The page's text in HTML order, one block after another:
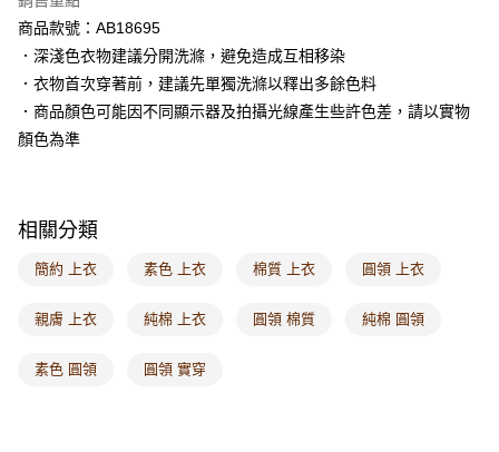
付款後7-11取貨
每筆NT$60，滿NT$1,000(含以上)免運費
宅配
每筆NT$120，滿NT$1,000(含以上)免運費
海外配送-歐美地區 查看運費
商品款號：AB18695
．深淺色衣物建議分開洗滌，避免造成互相移染
．衣物首次穿著前，建議先單獨洗滌以釋出多餘色料
．商品顏色可能因不同顯示器及拍攝光線產生些許色差，請以實物
顏色為準
相關分類
簡約 上衣 素色 上衣 棉質 上衣 圓領 上衣
親膚 上衣 純棉 上衣 圓領 棉質 純棉 圓領
素色 圓領 圓領 實穿